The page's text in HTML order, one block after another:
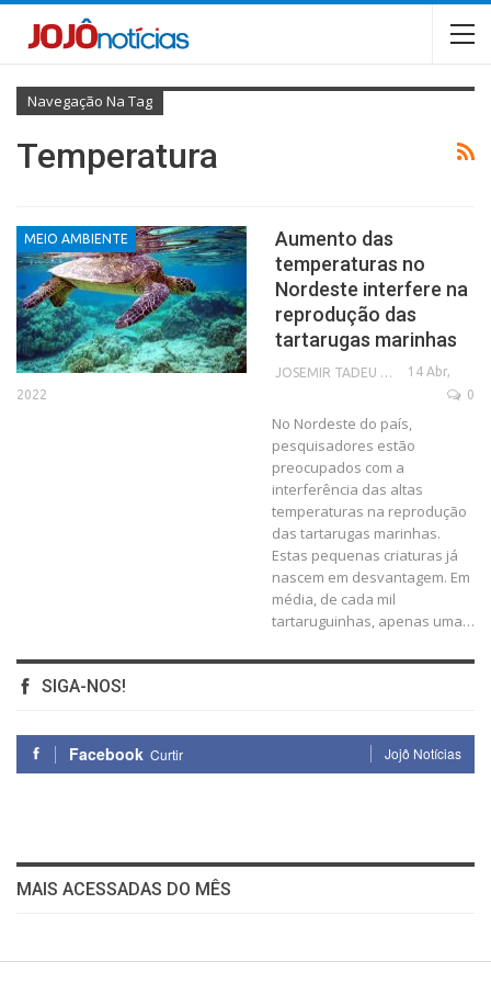
Navegação Na Tag
Temperatura
MEIO AMBIENTE
Aumento das
temperaturas no
Nordeste interfere na
reprodução das
tartarugas marinhas
14 Abr,
2022
0
No Nordeste do país,
pesquisadores estão
preocupados com a
interferência das altas
temperaturas na reprodução
das tartarugas marinhas.
Estas pequenas criaturas já
nascem em desvantagem. Em
média, de cada mil
tartaruguinhas, apenas uma…
SIGA-NOS!
Facebook Curtir Jojô Notícias
MAIS ACESSADAS DO MÊS